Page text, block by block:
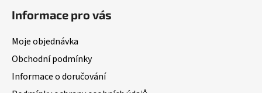
Informace pro vás
Moje objednávka
Obchodní podmínky
Informace o doručování